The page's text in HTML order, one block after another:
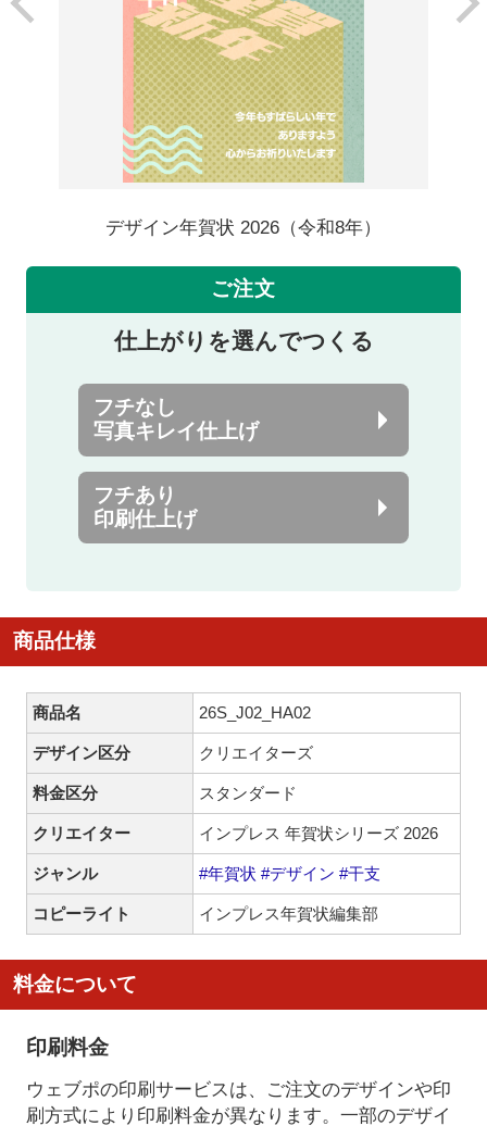
デザイン年賀状 2026（令和8年）
ご注文
仕上がりを選んでつくる
フチなし
写真キレイ仕上げ
フチあり
印刷仕上げ
商品仕様
商品名 26S_J02_HA02
デザイン区分 クリエイターズ
料金区分 スタンダード
クリエイター インプレス 年賀状シリーズ 2026
ジャンル #年賀状 #デザイン #干支
コピーライト インプレス年賀状編集部
料金について
印刷料金
ウェブポの印刷サービスは、ご注文のデザインや印
刷方式により印刷料金が異なります。一部のデザイ